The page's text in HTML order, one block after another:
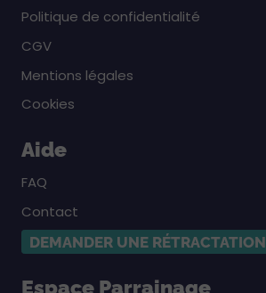
Politique de confidentialité
CGV
Mentions légales
Cookies
Aide
FAQ
Contact
DEMANDER UNE RÉTRACTATION
Espace Parrainage